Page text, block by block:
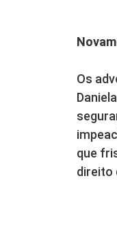
Os
que
direito